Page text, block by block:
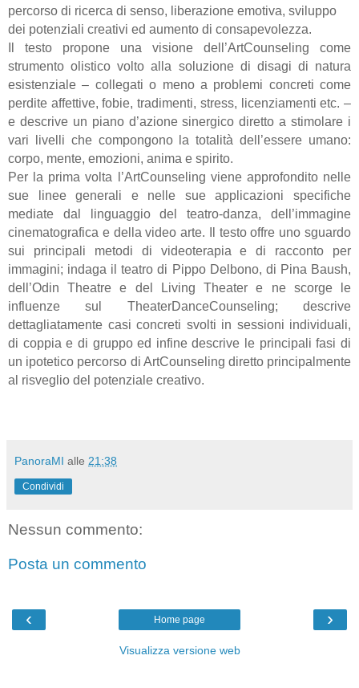
percorso di ricerca di senso, liberazione emotiva, sviluppo
dei potenziali creativi ed aumento di consapevolezza.
Il testo propone una visione dell’ArtCounseling come
strumento olistico volto alla soluzione di disagi di natura
esistenziale – collegati o meno a problemi concreti come
perdite affettive, fobie, tradimenti, stress, licenziamenti etc. –
e descrive un piano d’azione sinergico diretto a stimolare i
vari livelli che compongono la totalità dell’essere umano:
corpo, mente, emozioni, anima e spirito.
Per la prima volta l’ArtCounseling viene approfondito nelle
sue linee generali e nelle sue applicazioni specifiche
mediate dal linguaggio del teatro-danza, dell’immagine
cinematografica e della video arte. Il testo offre uno sguardo
sui principali metodi di videoterapia e di racconto per
immagini; indaga il teatro di Pippo Delbono, di Pina Baush,
dell’Odin Theatre e del Living Theater e ne scorge le
influenze sul TheaterDanceCounseling; descrive
dettagliatamente casi concreti svolti in sessioni individuali,
di coppia e di gruppo ed infine descrive le principali fasi di
un ipotetico percorso di ArtCounseling diretto principalmente
al risveglio del potenziale creativo.
PanoraMI alle 21:38
Condividi
Nessun commento:
Posta un commento
‹ ›
Home page
Visualizza versione web